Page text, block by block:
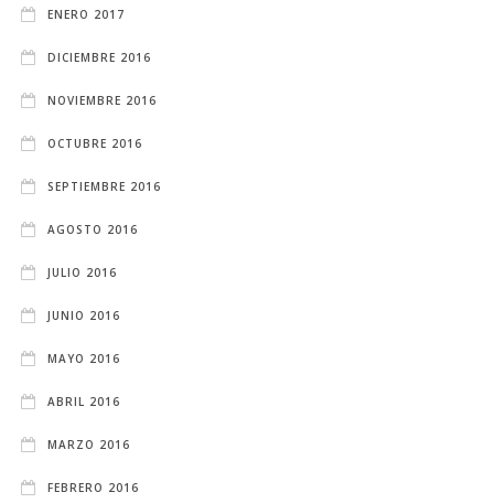
ENERO 2017
DICIEMBRE 2016
NOVIEMBRE 2016
OCTUBRE 2016
SEPTIEMBRE 2016
AGOSTO 2016
JULIO 2016
JUNIO 2016
MAYO 2016
ABRIL 2016
MARZO 2016
FEBRERO 2016